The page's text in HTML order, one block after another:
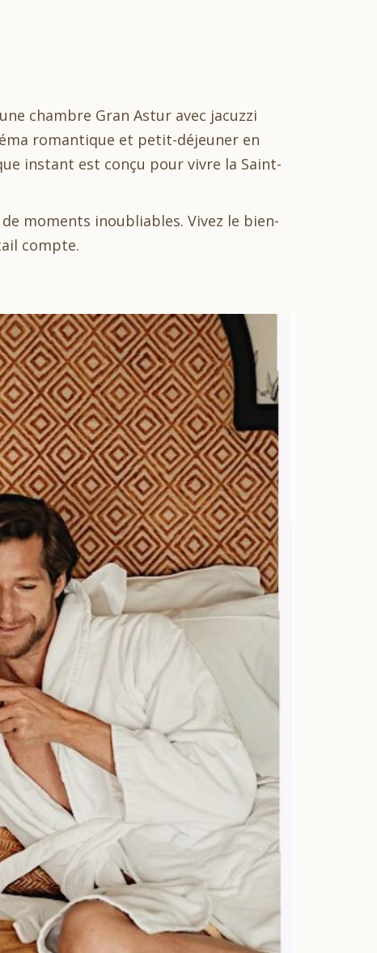
chambre Gran Astur avec jacuzzi
romantique et petit-déjeuner en
instant est conçu pour vivre la Saint-
moments inoubliables. Vivez le bien-
compte.